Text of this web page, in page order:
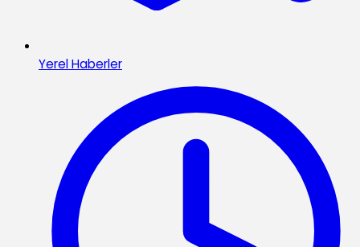
Yerel Haberler